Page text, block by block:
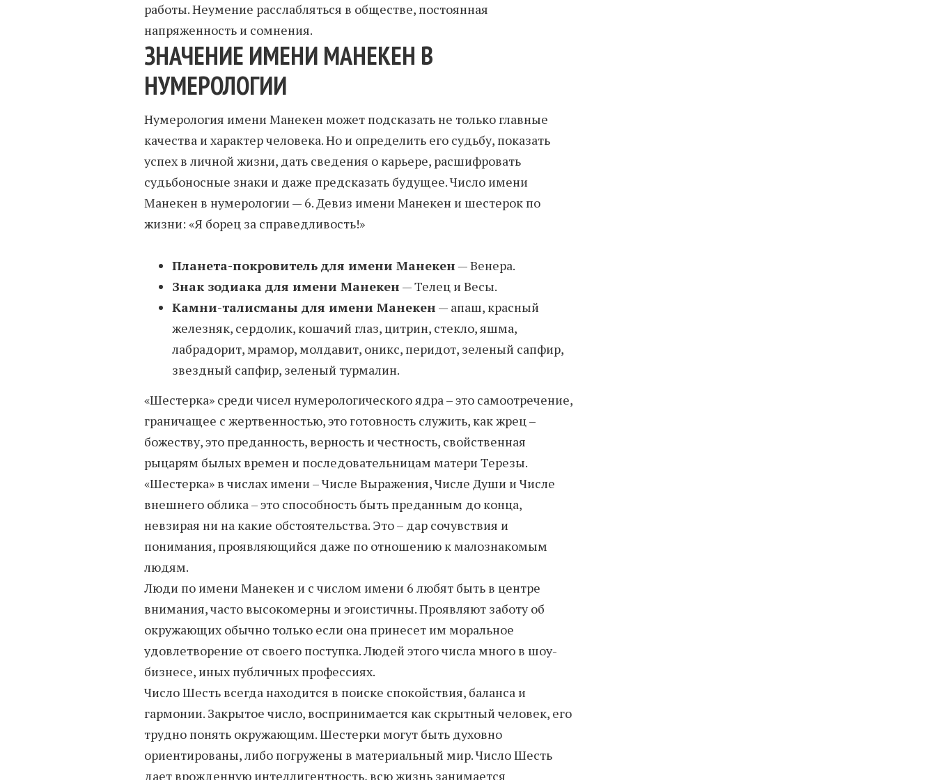
работы. Неумение расслабляться в обществе, постоянная
напряженность и сомнения.
ЗНАЧЕНИЕ ИМЕНИ МАНЕКЕН В
НУМЕРОЛОГИИ
Нумерология имени Манекен может подсказать не только главные
качества и характер человека. Но и определить его судьбу, показать
успех в личной жизни, дать сведения о карьере, расшифровать
судьбоносные знаки и даже предсказать будущее. Число имени
Манекен в нумерологии — 6. Девиз имени Манекен и шестерок по
жизни: «Я борец за справедливость!»
Планета-покровитель для имени Манекен — Венера.
Знак зодиака для имени Манекен — Телец и Весы.
Камни-талисманы для имени Манекен — апаш, красный
железняк, сердолик, кошачий глаз, цитрин, стекло, яшма,
лабрадорит, мрамор, молдавит, оникс, перидот, зеленый сапфир,
звездный сапфир, зеленый турмалин.
«Шестерка» среди чисел нумерологического ядра – это самоотречение,
граничащее с жертвенностью, это готовность служить, как жрец –
божеству, это преданность, верность и честность, свойственная
рыцарям былых времен и последовательницам матери Терезы.
«Шестерка» в числах имени – Числе Выражения, Числе Души и Числе
внешнего облика – это способность быть преданным до конца,
невзирая ни на какие обстоятельства. Это – дар сочувствия и
понимания, проявляющийся даже по отношению к малознакомым
людям.
Люди по имени Манекен и с числом имени 6 любят быть в центре
внимания, часто высокомерны и эгоистичны. Проявляют заботу об
окружающих обычно только если она принесет им моральное
удовлетворение от своего поступка. Людей этого числа много в шоу-
бизнесе, иных публичных профессиях.
Число Шесть всегда находится в поиске спокойствия, баланса и
гармонии. Закрытое число, воспринимается как скрытный человек, его
трудно понять окружающим. Шестерки могут быть духовно
ориентированы, либо погружены в материальный мир. Число Шесть
дает врожденную интеллигентность, всю жизнь занимается